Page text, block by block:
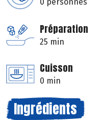
Préparation
25 min
Cuisson
0 min
Ingrédients